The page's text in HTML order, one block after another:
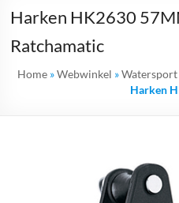
goed
advies!
Harken HK2630
Ratchamatic
Home»Webwinkel »Watersport
Harken